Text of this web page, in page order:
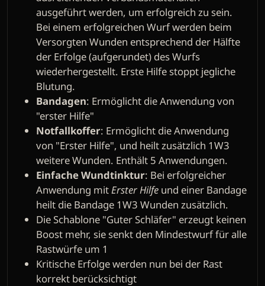
ausgeführt werden, um erfolgreich zu sein.
Bei einem erfolgreichen Wurf werden beim
Versorgten Wunden entsprechend der Hälfte
der Erfolge (aufgerundet) des Wurfs
wiederhergestellt. Erste Hilfe stoppt jegliche
Blutung.
Bandagen: Ermöglicht die Anwendung von
"erster Hilfe"
Notfallkoffer: Ermöglicht die Anwendung
von "Erster Hilfe", und heilt zusätzlich 1W3
weitere Wunden. Enthält 5 Anwendungen.
Einfache Wundtinktur: Bei erfolgreicher
Anwendung mitErster Hilfe und einer Bandage
heilt die Bandage 1W3 Wunden zusätzlich.
Die Schablone "Guter Schläfer" erzeugt keinen
Boost mehr, sie senkt den Mindestwurf für alle
Rastwürfe um 1
Kritische Erfolge werden nun bei der Rast
korrekt berücksichtigt